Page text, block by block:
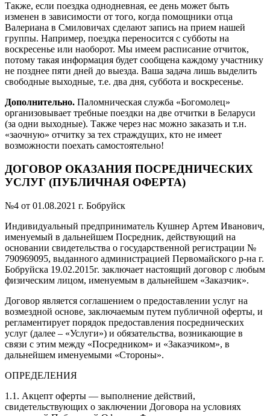
Также, если поездка однодневная, ее день может быть
изменен в зависимости от того, когда помощники отца
Валериана в Смиловичах сделают запись на прием нашей
группы. Например, поездка переносится с субботы на
воскресенье или наоборот. Мы имеем расписание отчиток,
потому такая информация будет сообщена каждому участнику
не позднее пяти дней до выезда. Ваша задача лишь выделить
свободные выходные, т.е. два дня, суббота и воскресенье.
Дополнительно. Паломническая служба «Богомолец»
организовывает требные поездки на две отчитки в Беларуси
(за одни выходные). Также через нас можно заказать и т.н.
«заочную» отчитку за тех страждущих, кто не имеет
возможности поехать самостоятельно!
ДОГОВОР ОКАЗАНИЯ ПОСРЕДНИЧЕСКИХ
УСЛУГ (ПУБЛИЧНАЯ ОФЕРТА)
№4 от 01.08.2021 г. Бобруйск
Индивидуальный предприниматель Кушнер Артем Иванович,
именуемый в дальнейшем Посредник, действующий на
основании свидетельства о государственной регистрации №
790969095, выданного администрацией Первомайского р-на г.
Бобруйска 19.02.2015г. заключает настоящий договор с любым
физическим лицом, именуемым в дальнейшем «Заказчик».
Договор является соглашением о предоставлении услуг на
возмездной основе, заключаемым путем публичной оферты, и
регламентирует порядок предоставления посреднических
услуг (далее – «Услуги») и обязательства, возникающие в
связи с этим между «Посредником» и «Заказчиком», в
дальнейшем именуемыми «Стороны».
ОПРЕДЕЛЕНИЯ
1.1. Акцепт оферты — выполнение действий,
свидетельствующих о заключении Договора на условиях